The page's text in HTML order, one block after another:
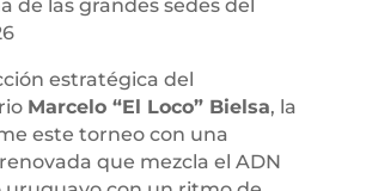
de las grandes sedes del
estratégica del
Marcelo “El Loco” Bielsa, la
este torneo con una
que mezcla el ADN